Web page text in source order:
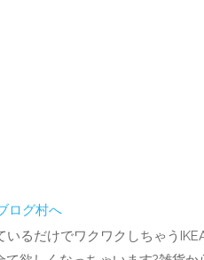
るだけでワクワクしちゃう